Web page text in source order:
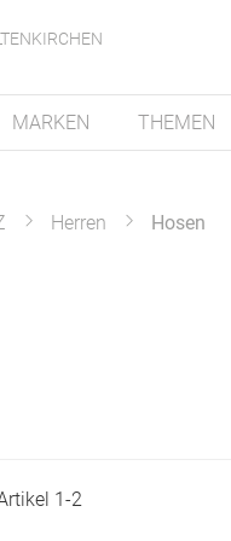
MARKEN THEMEN
Herren Hosen
1-2